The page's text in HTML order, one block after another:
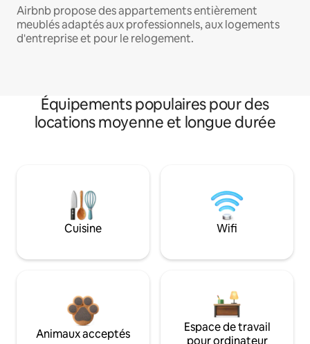
Airbnb propose des appartements entièrement
meublés adaptés aux professionnels, aux logements
d'entreprise et pour le relogement.
Équipements populaires pour des
locations moyenne et longue durée
Cuisine Wifi
Animaux acceptés
Espace de travail
pour ordinateur